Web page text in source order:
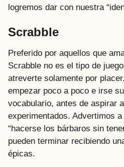
logremos dar con nuestra
Scrabble
Preferido por aquellos que
Scrabble no es el tipo de
atreverte solamente por
empezar poco a poco e irse
vocabulario, antes de aspirar
experimentados. Advertimos
“hacerse los bárbaros sin
pueden terminar recibiendo
épicas.